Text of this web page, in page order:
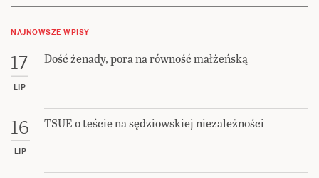
NAJNOWSZE WPISY
17
LIP
Dość żenady, pora na równość małżeńską
16
LIP
TSUE o teście na sędziowskiej niezależności